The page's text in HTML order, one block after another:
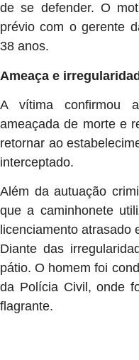
de se defender. O
prévio com o gerente
38 anos.
Ameaça e
A vítima confirmou
ameaçada de morte e
retornar ao
interceptado.
Além da autuação
que a caminhonete
licenciamento atrasado
Diante das
pátio. O homem foi
da Polícia Civil, onde
flagrante.